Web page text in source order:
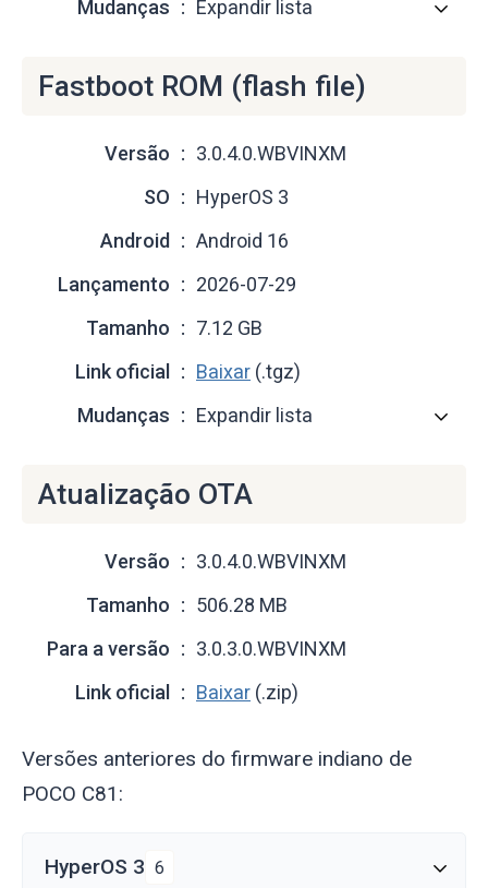
Mudanças
Expandir lista
Fastboot ROM (flash file)
Versão
3.0.4.0.WBVINXM
SO
HyperOS 3
Android
Android 16
Lançamento
2026-07-29
Tamanho
7.12 GB
Link oficial
Baixar (.tgz)
Mudanças
Expandir lista
Atualização OTA
Versão
3.0.4.0.WBVINXM
Tamanho
506.28 MB
Para a versão
3.0.3.0.WBVINXM
Link oficial
Baixar (.zip)
Versões anteriores do firmware indiano de
POCO C81:
HyperOS 3 6